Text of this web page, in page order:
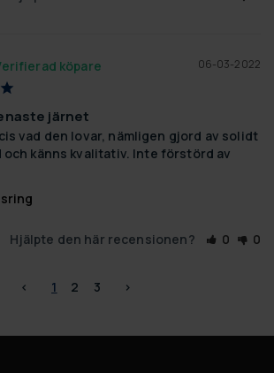
06-03-2022
järnet
vad den lovar, nämligen gjord av solidt
och känns kvalitativ. Inte förstörd av
Hjälpte den här recensionen? 0 0
< 1 2 3 >